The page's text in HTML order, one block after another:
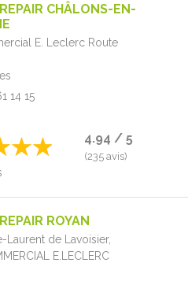
CHÂLONS-EN-
E. Leclerc Route
14 15
4.94 / 5
(235 avis)
ROYAN
Laurent de Lavoisier,
E.LECLERC